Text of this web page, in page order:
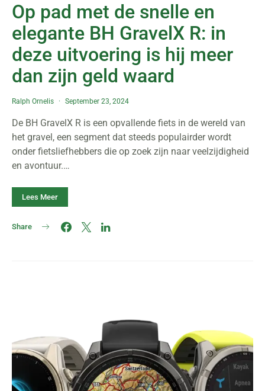
Op pad met de snelle en
elegante BH GravelX R: in
deze uitvoering is hij meer
dan zijn geld waard
Ralph Ornelis September 23, 2024
De BH GravelX R is een opvallende fiets in de wereld van
het gravel, een segment dat steeds populairder wordt
onder fietsliefhebbers die op zoek zijn naar veelzijdigheid
en avontuur.…
Lees Meer
Share